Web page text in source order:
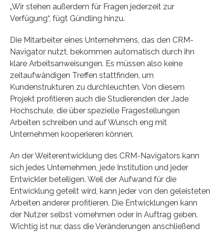
„Wir stehen außerdem für Fragen jederzeit zur
Verfügung“, fügt Gündling hinzu.
Die Mitarbeiter eines Unternehmens, das den CRM-
Navigator nutzt, bekommen automatisch durch ihn
klare Arbeitsanweisungen. Es müssen also keine
zeitaufwändigen Treffen stattfinden, um
Kundenstrukturen zu durchleuchten. Von diesem
Projekt profitieren auch die Studierenden der Jade
Hochschule, die über spezielle Fragestellungen
Arbeiten schreiben und auf Wunsch eng mit
Unternehmen kooperieren können.
An der Weiterentwicklung des CRM-Navigators kann
sich jedes Unternehmen, jede Institution und jeder
Entwickler beteiligen. Weil der Aufwand für die
Entwicklung geteilt wird, kann jeder von den geleisteten
Arbeiten anderer profitieren. Die Entwicklungen kann
der Nutzer selbst vornehmen oder in Auftrag geben.
Wichtig ist nur, dass die Veränderungen anschließend